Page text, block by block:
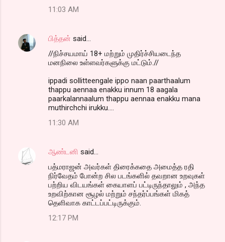
11:03 AM
பித்தன் said…
//நிச்சயமாய் 18+ மற்றும் முதிர்ச்சியடைந்த
மனநிலை உள்ளவர்களுக்கு மட்டும்.//
ippadi sollitteengale ippo naan paarthaalum
thappu aennaa enakku innum 18 aagala
paarkalannaalum thappu aennaa enakku mana
muthirchchi irukku....
11:30 AM
ஆண்டனி said…
பத்மராஜன் அவர்கள் திரைக்கதை அமைத்த ரதி
நிர்வேதம் போன்ற சில படங்களில் தவறான உறவுகள்
பற்றிய விடயங்கள் கையாளப் பட்டிருந்தாலும் , அந்த
உறவிற்கான சூழல் மற்றும் சந்தர்ப்பங்கள் மிகத்
தெளிவாக காட்டப்பட்டிருக்கும்.
12:17 PM